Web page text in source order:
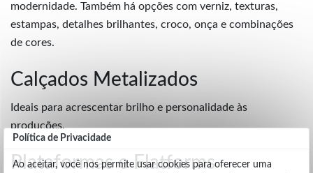
Política de Privacidade
Ao aceitar, você nos permite usar cookies para oferecer uma
modernidade. Também há opções com verniz, texturas,
estampas, detalhes brilhantes, croco, onça e combinações
de cores.
Calçados Metalizados
Ideais para acrescentar brilho e personalidade às
produções.
Plataformas e Flatforms